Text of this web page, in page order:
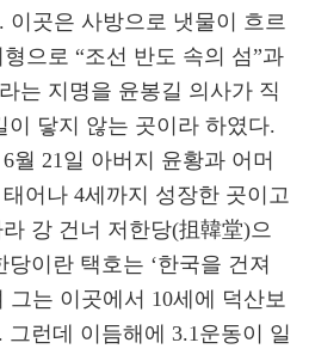
이곳은 사방으로 냇물이 흐르
형으로 “조선 반도 속의 섬”과
는 지명을 윤봉길 의사가 직
이 닿지 않는 곳이라 하였다.
월 21일 아버지 윤황과 어머
어나 4세까지 성장한 곳이고
강 건너 저한당(抯韓堂)으
이란 택호는 ‘한국을 건져
그는 이곳에서 10세에 덕산보
런데 이듬해에 3.1운동이 일